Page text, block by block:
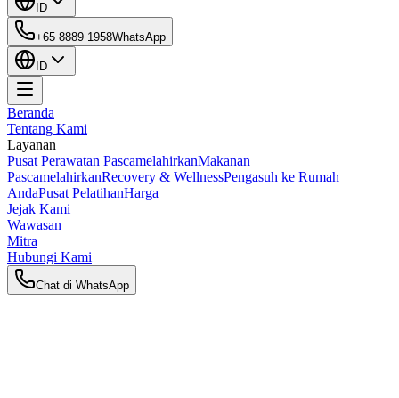
ID
+65 8889 1958WhatsApp
ID
Beranda
Tentang Kami
Layanan
Pusat Perawatan PascamelahirkanMakanan
PascamelahirkanRecovery & WellnessPengasuh ke Rumah
AndaPusat PelatihanHarga
Jejak Kami
Wawasan
Mitra
Hubungi Kami
Chat di WhatsApp